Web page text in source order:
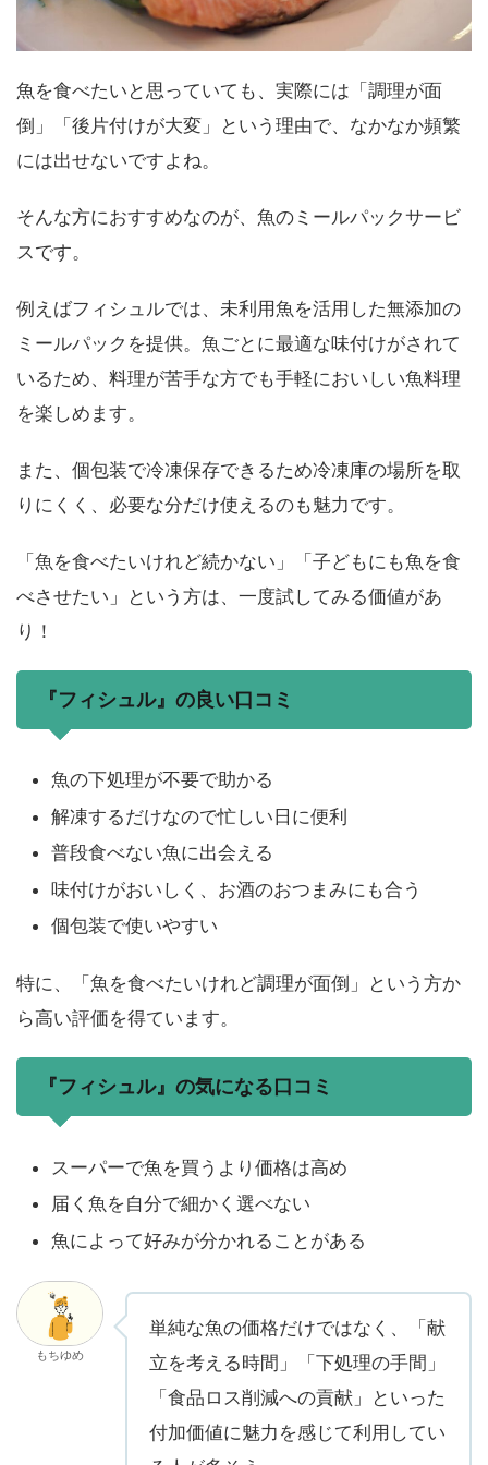
魚を食べたいと思っていても、実際には「調理が面
倒」「後片付けが大変」という理由で、なかなか頻繁
には出せないですよね。
そんな方におすすめなのが、魚のミールパックサービ
スです。
例えばフィシュルでは、未利用魚を活用した無添加の
ミールパックを提供。魚ごとに最適な味付けがされて
いるため、料理が苦手な方でも手軽においしい魚料理
を楽しめます。
また、個包装で冷凍保存できるため冷凍庫の場所を取
りにくく、必要な分だけ使えるのも魅力です。
「魚を食べたいけれど続かない」「子どもにも魚を食
べさせたい」という方は、一度試してみる価値があ
り！
『フィシュル』の良い口コミ
魚の下処理が不要で助かる
解凍するだけなので忙しい日に便利
普段食べない魚に出会える
味付けがおいしく、お酒のおつまみにも合う
個包装で使いやすい
特に、「魚を食べたいけれど調理が面倒」という方か
ら高い評価を得ています。
『フィシュル』の気になる口コミ
スーパーで魚を買うより価格は高め
届く魚を自分で細かく選べない
魚によって好みが分かれることがある
もちゆめ
単純な魚の価格だけではなく、「献
立を考える時間」「下処理の手間」
「食品ロス削減への貢献」といった
付加価値に魅力を感じて利用してい